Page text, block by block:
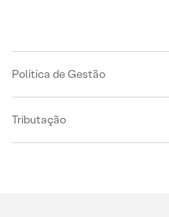
Política de Gestão
Tributação